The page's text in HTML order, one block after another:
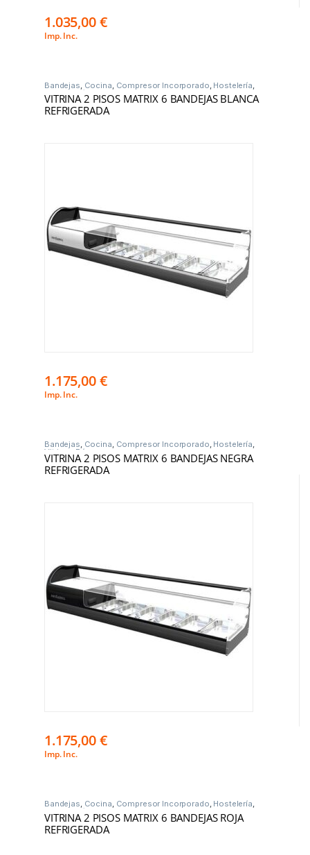
1.035,00€
Imp. Inc.
Bandejas Cocina Compresor Incorporado Hostelería
Vitrinas Frío
VITRINA 2 PISOS MATRIX 6 BANDEJAS BLANCA
REFRIGERADA
1.175,00€
Imp. Inc.
Bandejas, Cocina, Compresor Incorporado, Hostelería,
Vitrinas Frío
VITRINA 2 PISOS MATRIX 6 BANDEJAS NEGRA
REFRIGERADA
1.175,00€
Imp. Inc.
Bandejas, Cocina, Compresor Incorporado, Hostelería,
Vitrinas Frío
VITRINA 2 PISOS MATRIX 6 BANDEJAS ROJA
REFRIGERADA